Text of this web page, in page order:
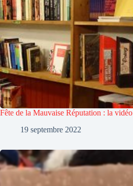
Fête de la Mauvaise Réputation : la vidéo
19 septembre 2022